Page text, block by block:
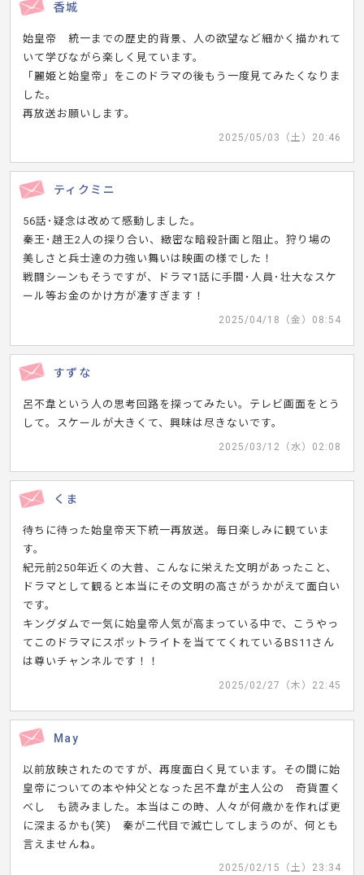
香城
始皇帝 統一までの歴史的背景、人の欲望など細かく描かれて
いて学びながら楽しく見ています。
「麗姫と始皇帝」をこのドラマの後もう一度見てみたくなりま
した。
再放送お願いします。
2025/05/03（土）20:46
ティクミニ
56話･疑念は改めて感動しました。
秦王･趙王2人の探り合い、緻密な暗殺計画と阻止。狩り場の
美しさと兵士達の力強い舞いは映画の様でした！
戦闘シーンもそうですが、ドラマ1話に手間･人員･壮大なスケ
ール等お金のかけ方が凄すぎます！
2025/04/18（金）08:54
すずな
呂不韋という人の思考回路を探ってみたい。テレビ画面をとう
して。スケールが大きくて、興味は尽きないです。
2025/03/12（水）02:08
くま
待ちに待った始皇帝天下統一再放送。毎日楽しみに観ていま
す。
紀元前250年近くの大昔、こんなに栄えた文明があったこと、
ドラマとして観ると本当にその文明の高さがうかがえて面白い
です。
キングダムで一気に始皇帝人気が高まっている中で、こうやっ
てこのドラマにスポットライトを当ててくれているBS11さん
は尊いチャンネルです！！
2025/02/27（木）22:45
May
以前放映されたのですが、再度面白く見ています。その間に始
皇帝についての本や仲父となった呂不韋が主人公の 奇貨置く
べし も読みました。本当はこの時、人々が何歳かを作れば更
に深まるかも(笑) 秦が二代目で滅亡してしまうのが、何とも
言えませんね。
2025/02/15（土）23:34